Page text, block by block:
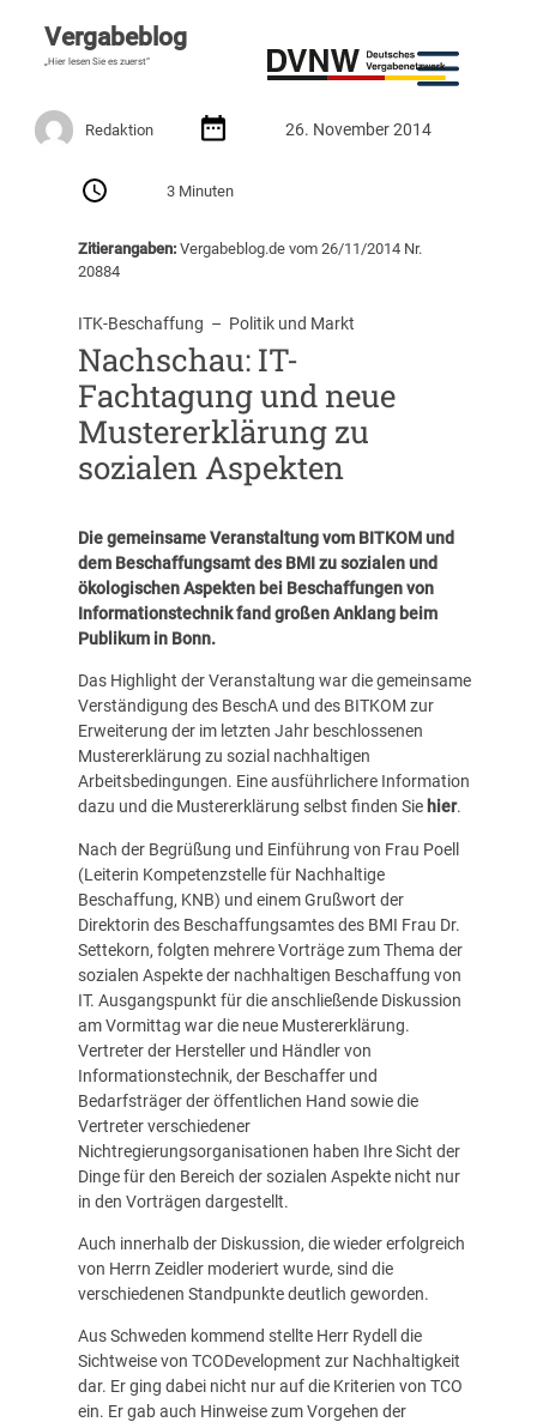
Vergabeblog
„Hier lesen Sie es zuerst“
Redaktion 26. November 2014
3 Minuten
Zitierangaben:Vergabeblog.de vom 26/11/2014 Nr.
20884
ITK-Beschaffung
  –
Politik und Markt
Nachschau: IT-
Fachtagung und neue
Mustererklärung zu
sozialen Aspekten
Die gemeinsame Veranstaltung vom BITKOMund
dem Beschaffungsamt des BMIzu sozialen und
ökologischen Aspekten bei Beschaffungen von
Informationstechnik fand großen Anklang beim
Publikum in Bonn.
Das Highlight der Veranstaltung war die gemeinsame
Verständigung des BeschAund des BITKOM zur
Erweiterung der im letzten Jahr beschlossenen
Mustererklärung zu sozial nachhaltigen
Arbeitsbedingungen. Eine ausführlichere Information
dazu und die Mustererklärung selbst finden Sie hier.
Nach der Begrüßung und Einführung von Frau Poell
(Leiterin Kompetenzstelle für Nachhaltige
Beschaffung, KNB) und einem Grußwort der
Direktorin des Beschaffungsamtes des BMI Frau Dr.
Settekorn, folgten mehrere Vorträge zum Thema der
sozialen Aspekte der nachhaltigen Beschaffung von
IT. Ausgangspunkt für die anschließende Diskussion
am Vormittag war die neue Mustererklärung.
Vertreter der Hersteller und Händler von
Informationstechnik, der Beschaffer und
Bedarfsträger der öffentlichen Hand sowie die
Vertreter verschiedener
Nichtregierungsorganisationen haben Ihre Sicht der
Dinge für den Bereich der sozialen Aspekte nicht nur
in den Vorträgen dargestellt.
Auch innerhalb der Diskussion, die wieder erfolgreich
von Herrn Zeidler moderiert wurde, sind die
verschiedenen Standpunkte deutlich geworden.
Aus Schweden kommend stellte Herr Rydell die
Sichtweise von TCODevelopment zur Nachhaltigkeit
dar. Er ging dabei nicht nur auf die Kriterien von TCO
ein. Er gab auch Hinweise zum Vorgehen der